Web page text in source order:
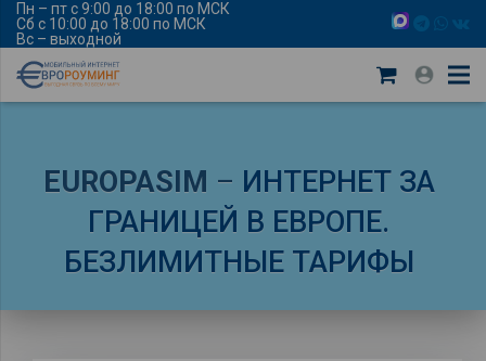
Пн – пт с 9:00 до 18:00 по МСК
Сб с 10:00 до 18:00 по МСК
Вс – выходной
EUROPASIM – ИНТЕРНЕТ ЗА
ГРАНИЦЕЙ В ЕВРОПЕ.
БЕЗЛИМИТНЫЕ ТАРИФЫ